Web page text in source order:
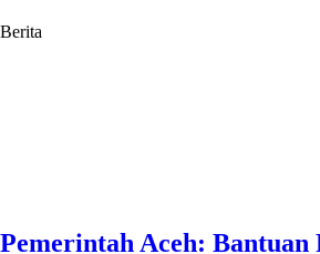
Berita
Pemerintah Aceh: